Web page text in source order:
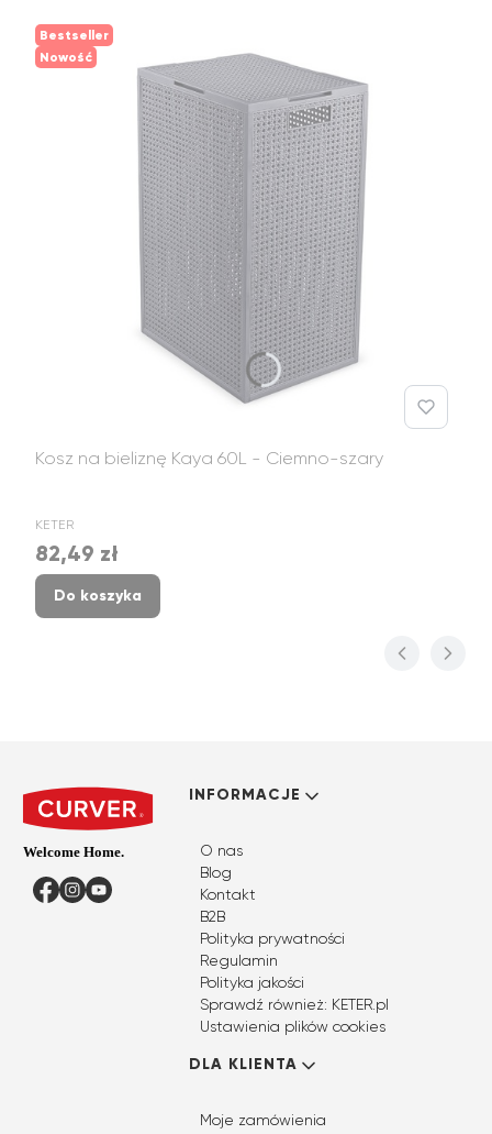
Bestseller
Nowość
Kosz na bieliznę Kaya 60L - Ciemno-szary
PRODUCENT
KETER
Cena
82,49 zł
Do koszyka
Facebook
Instagram
YouTube
Linki w stopce
INFORMACJE
O nas
Blog
Kontakt
B2B
Polityka prywatności
Regulamin
Polityka jakości
Sprawdź również: KETER.pl
Ustawienia plików cookies
DLA KLIENTA
Moje zamówienia